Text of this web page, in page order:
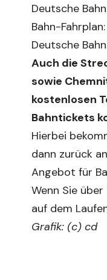
Deutsche
Bahn-
Deutsche
Auch die
sowie
kostenlosen
Bahntickets
Hierbei
dann zurück
Angebot für
Wenn Sie
auf dem
Grafik: (c) cd